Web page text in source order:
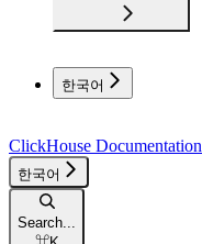
한국어
ClickHouse Documentation
한국어
Search...